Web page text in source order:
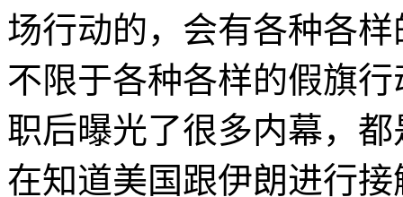
场行动的，会有各种各
不限于各种各样的假旗
职后曝光了很多内幕，
在知道美国跟伊朗进行